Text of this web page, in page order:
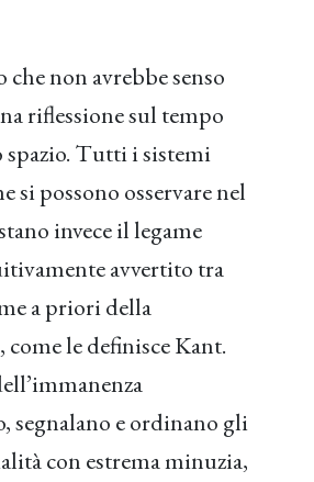
che non avrebbe senso
riflessione sul tempo
spazio. Tutti i sistemi
si possono osservare nel
invece il legame
avvertito tra
a priori della
le definisce Kant.
segnalano e ordinano gli
con estrema minuzia,